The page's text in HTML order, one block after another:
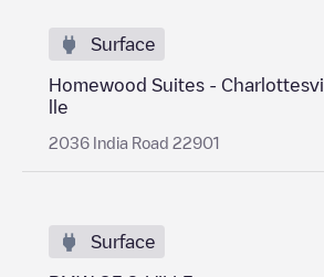
Surface
Homewood Suites - Charlottesvi
lle
2036 India Road 22901
Surface